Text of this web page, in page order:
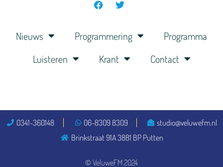
Nieuws Programmering
Programma
Luisteren
Krant Contact
© VeluweFM 2024
0341-360148 06-8309 8309
studio@veluwefm.nl
Brinkstraat 91A 3881 BP Putten